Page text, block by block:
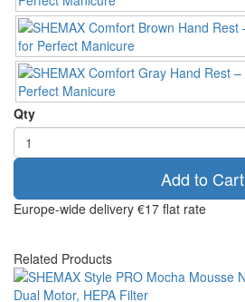
Qty
Add to Cart
Europe-wide delivery €17 flat rate
Related Products